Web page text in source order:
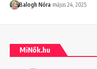
Balogh Nóra május 24, 2025
MiNők.hu